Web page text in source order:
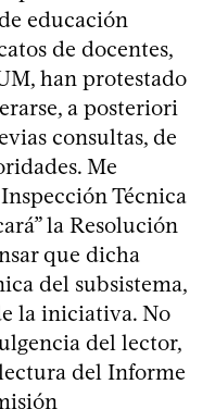
educación
de docentes,
han protestado
a posteriori
consultas, de
Me
Técnica
la Resolución
que dicha
del subsistema,
la iniciativa. No
del lector,
del Informe